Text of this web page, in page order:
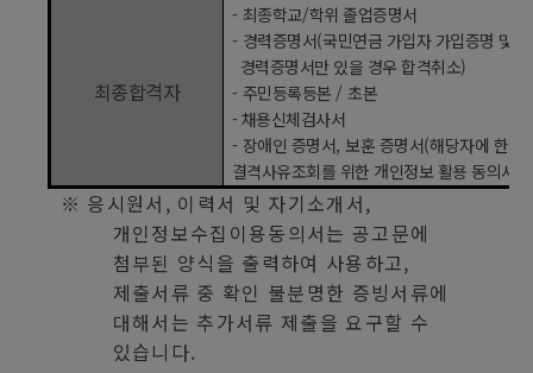
최종합격자
- 최종학교/학위 졸업증명서
- 경력증명서(국민연금 가입자 가입증명 및
경력증명서만 있을 경우 합격취소)
- 주민등록등본 / 초본
- 채용신체검사서
- 장애인 증명서, 보훈 증명서(해당자에 한함
결격사유조회를 위한 개인정보 활용 동의서
※ 응시원서 , 이력서 및 자기소개서,
개인정보수집이용동의서는 공고문에
첨부된 양식을 출력하여 사용하고,
제출서류 중 확인 불분명한 증빙서류에
대해서는 추가서류 제출을 요구할 수
있습니다.